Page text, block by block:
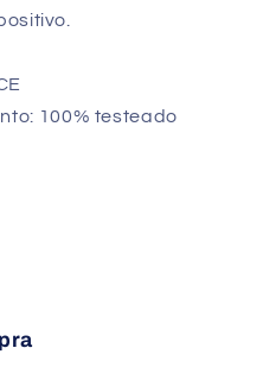
100% testeado